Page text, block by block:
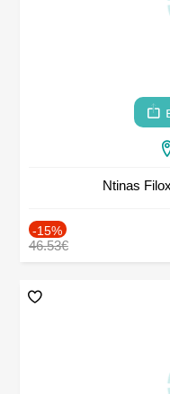
Ntinas
-15%
46.53€